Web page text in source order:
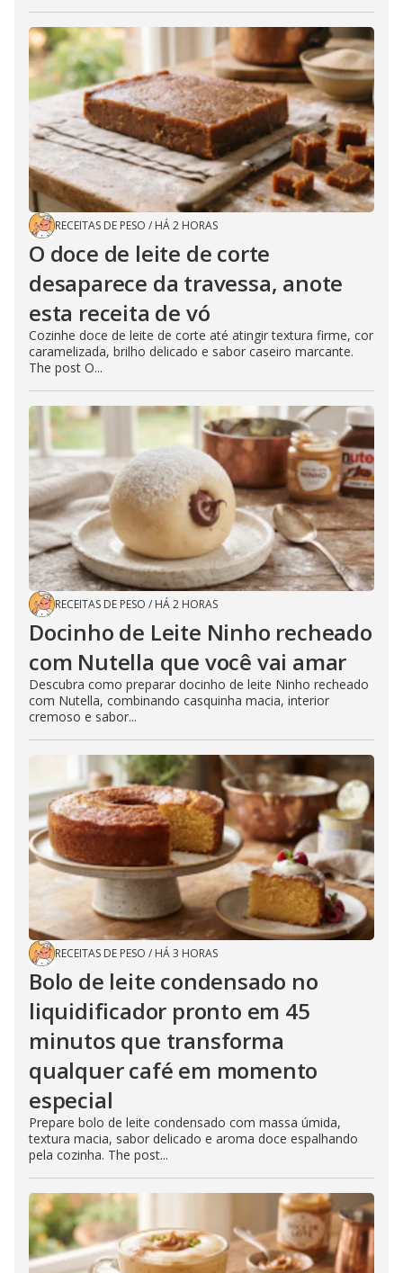
RECEITAS DE PESO / HÁ 2 HORAS
O doce de leite de corte
desaparece da travessa, anote
esta receita de vó
Cozinhe doce de leite de corte até atingir textura firme, cor
caramelizada, brilho delicado e sabor caseiro marcante.
The post O...
RECEITAS DE PESO / HÁ 2 HORAS
Docinho de Leite Ninho recheado
com Nutella que você vai amar
Descubra como preparar docinho de leite Ninho recheado
com Nutella, combinando casquinha macia, interior
cremoso e sabor...
RECEITAS DE PESO / HÁ 3 HORAS
Bolo de leite condensado no
liquidificador pronto em 45
minutos que transforma
qualquer café em momento
especial
Prepare bolo de leite condensado com massa úmida,
textura macia, sabor delicado e aroma doce espalhando
pela cozinha. The post...